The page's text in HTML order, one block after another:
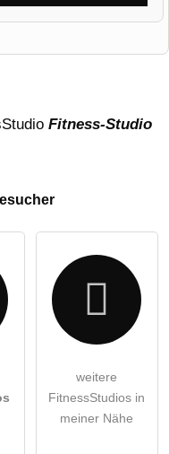
Kenntnis genommen.
Fitness-Studio
weitere
FitnessStudios in
meiner Nähe